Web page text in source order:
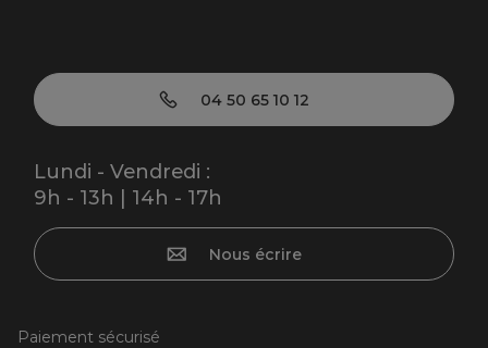
04 50 65 10 12
Lundi - Vendredi :
9h - 13h | 14h - 17h
Nous écrire
Paiement sécurisé